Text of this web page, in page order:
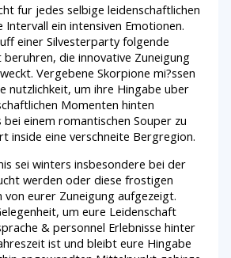
fur jedes selbige leidenschaftlichen
ein intensiven Emotionen.
einer Silvesterparty folgende
die innovative Zuneigung
Vergebene Skorpione mi?ssen
nutzlichkeit, um ihre Hingabe uber
Momenten hinten
einem romantischen Souper zu
inside eine verschneite Bergregion.
sei winters insbesondere bei der
werden oder diese frostigen
eurer Zuneigung aufgezeigt.
um eure Leidenschaft
& personnel Erlebnisse hinter
ist und bleibt eure Hingabe